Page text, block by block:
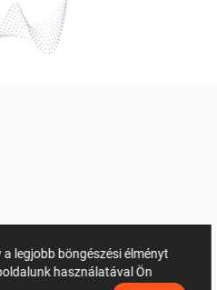
legjobb böngészési élményt
használatával Ön